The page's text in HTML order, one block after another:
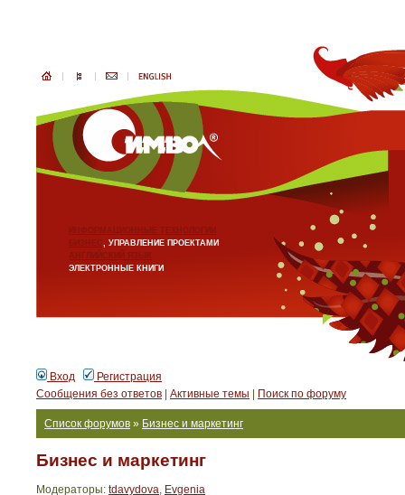
ИНФОРМАЦИОННЫЕ ТЕХНОЛОГИИ
БИЗНЕС, УПРАВЛЕНИЕ ПРОЕКТАМИ
АНГЛИЙСКИЙ ЯЗЫК
ЭЛЕКТРОННЫЕ КНИГИ
Вход
Регистрация
Сообщения без ответов
Активные темы Поиск по форуму
Список форумов » Бизнес и маркетинг
Бизнес и маркетинг
Модераторы: tdavydova, Evgenia